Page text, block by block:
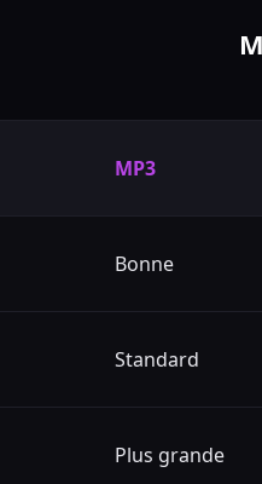
MP3
Bonne
Standard
Plus grande